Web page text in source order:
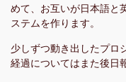
めて、お互いが日本語と
ステムを作ります。
少しずつ動き出したプロ
経過についてはまた後日